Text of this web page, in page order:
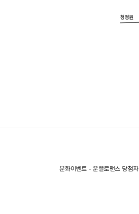
청정원
문화이벤트 - 운빨로맨스 당첨자